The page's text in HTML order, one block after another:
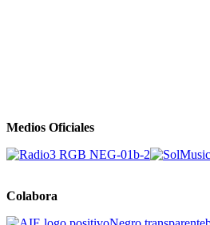
Medios Oficiales
Colabora